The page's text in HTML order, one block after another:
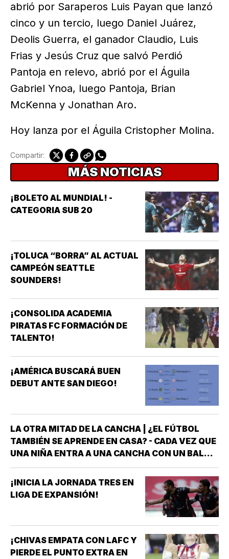
abrió por Saraperos Luis Payan que lanzó
cinco y un tercio, luego Daniel Juárez,
Deolis Guerra, el ganador Claudio, Luis
Frias y Jesús Cruz que salvó Perdió
Pantoja en relevo, abrió por el Águila
Gabriel Ynoa, luego Pantoja, Brian
McKenna y Jonathan Aro.
Hoy lanza por el Águila Cristopher Molina.
Compartir:
MÁS NOTICIAS
¡BOLETO AL MUNDIAL! -
CATEGORIA SUB 20
¡TOLUCA “BORRA” AL ACTUAL
CAMPEÓN SEATTLE
SOUNDERS!
¡CONSOLIDA ACADEMIA
PIRATAS FC FORMACIÓN DE
TALENTO!
¡AMÉRICA BUSCARÁ BUEN
DEBUT ANTE SAN DIEGO!
LA OTRA MITAD DE LA CANCHA | ¿EL FÚTBOL
TAMBIÉN SE APRENDE EN CASA? - CADA VEZ QUE
UNA NIÑA ENTRA A UNA CANCHA CON UN BALÓN
BAJO EL BRAZO, NO LLEGA SOLA *DETRÁS DE
ELLA SIEMPRE HAY ALGUIEN QUE LA LLEVÓ AL
ENTRENAMIENTO, QUE HIZO EL ESFUERZO…
¡INICIA LA JORNADA TRES EN
LIGA DE EXPANSIÓN!
¡CHIVAS EMPATA CON LAFC Y
PIERDE EL PUNTO EXTRA EN